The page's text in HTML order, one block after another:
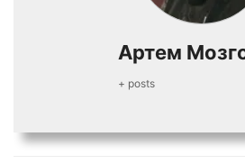
Артем
+ posts